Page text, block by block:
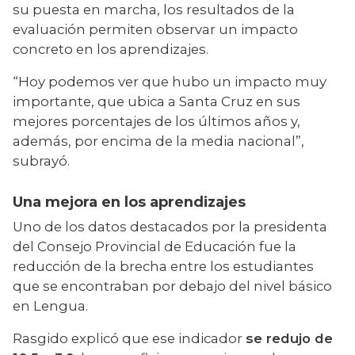
su puesta en marcha, los resultados de la
evaluación permiten observar un impacto
concreto en los aprendizajes.
“Hoy podemos ver que hubo un impacto muy
importante, que ubica a Santa Cruz en sus
mejores porcentajes de los últimos años y,
además, por encima de la media nacional”,
subrayó.
Una mejora en los aprendizajes
Uno de los datos destacados por la presidenta
del Consejo Provincial de Educación fue la
reducción de la brecha entre los estudiantes
que se encontraban por debajo del nivel básico
en Lengua.
Rasgido explicó que ese indicador se redujo de